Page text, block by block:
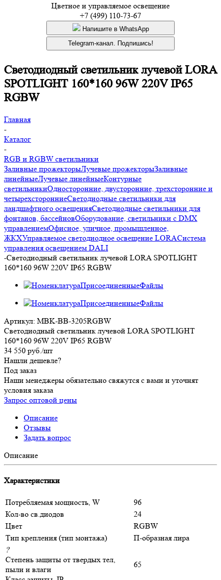
Цветное и управляемое освещение
+7 (499) 110-73-67
Напишите в WhatsApp
Telegram-канал. Подпишись!
Светодиодный светильник лучевой LORA
SPOTLIGHT 160*160 96W 220V IP65
RGBW
Главная
-
Каталог
-
RGB и RGBW светильники
Заливные прожекторыЛучевые прожекторыЗаливные
линейныеЛучевые линейныеКонтурные
светильникиОдносторонние, двусторонние, трехсторонние и
четырехсторонниеСветодиодные светильники для
ландшафтного освещенияСветодиодные светильники для
фонтанов, бассейновОборудование, светильники с DMX
управлениемОфисное, уличное, промышленное,
ЖКХУправляемое светодиодное освещение LORAСистема
управления освещением DALI
-Светодиодный светильник лучевой LORA SPOTLIGHT
160*160 96W 220V IP65 RGBW
Артикул: MBK-BB-3205RGBW
Светодиодный светильник лучевой LORA SPOTLIGHT
160*160 96W 220V IP65 RGBW
34 550 руб./шт
Нашли дешевле?
Под заказ
Наши менеджеры обязательно свяжутся с вами и уточнят
условия заказа
Запрос оптовой цены
Описание
Отзывы
Задать вопрос
Описание
Характеристики
Потребляемая мощность, W
96
Кол-во св.диодов
24
Цвет
RGBW
Тип крепления (тип монтажа)
П-образная лира
?
Степень защиты от твердых тел,
пыли и влаги
65